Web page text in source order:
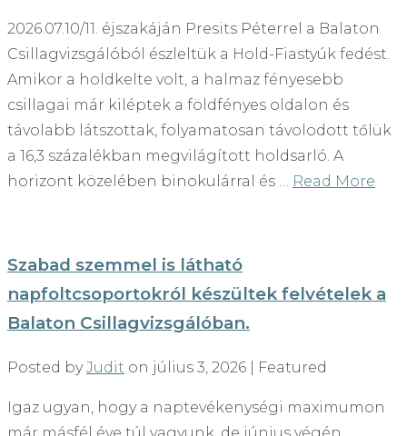
2026.07.10/11. éjszakáján Presits Péterrel a Balaton
Csillagvizsgálóból észleltük a Hold-Fiastyúk fedést.
Amikor a holdkelte volt, a halmaz fényesebb
csillagai már kiléptek a földfényes oldalon és
távolabb látszottak, folyamatosan távolodott tőlük
a 16,3 százalékban megvilágított holdsarló. A
horizont közelében binokulárral és …
Read More
Szabad szemmel is látható
napfoltcsoportokról készültek felvételek a
Balaton Csillagvizsgálóban.
Posted byJudit on július 3, 2026 | Featured
Igaz ugyan, hogy a naptevékenységi maximumon